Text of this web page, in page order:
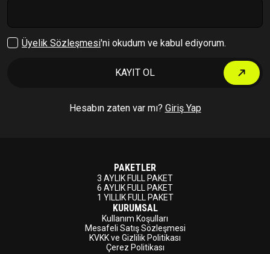
Üyelik Sözleşmesi'ni okudum ve kabul ediyorum.
KAYIT OL
Hesabın zaten var mı? Giriş Yap
PAKETLER
3 AYLIK FULL PAKET
6 AYLIK FULL PAKET
1 YILLIK FULL PAKET
KURUMSAL
Kullanım Koşulları
Mesafeli Satış Sözleşmesi
KVKK ve Gizlilik Politikası
Çerez Politikası